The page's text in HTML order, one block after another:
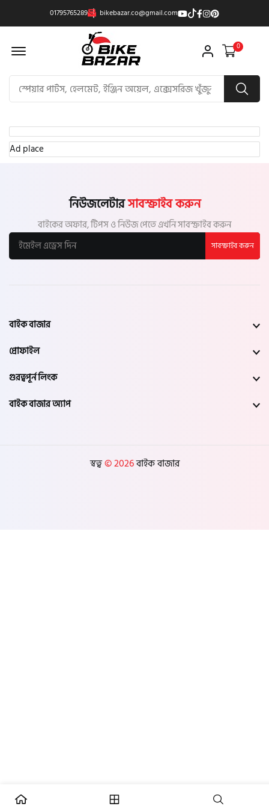
01795765289 bikebazar.co@gmail.com
Offcanvas Menu Open 0
Ad place
নিউজলেটারসাবস্ক্রাইব করুন
বাইকের অফার, টিপস ও নিউজ পেতে এখনি সাবস্ক্রাইব করুন
সাবস্ক্রাইব করুন
বাইক বাজার
প্রোফাইল
গুরত্বপূর্ন লিংক
বাইক বাজার অ্যাপ
স্বত্ব© 2026বাইক বাজার